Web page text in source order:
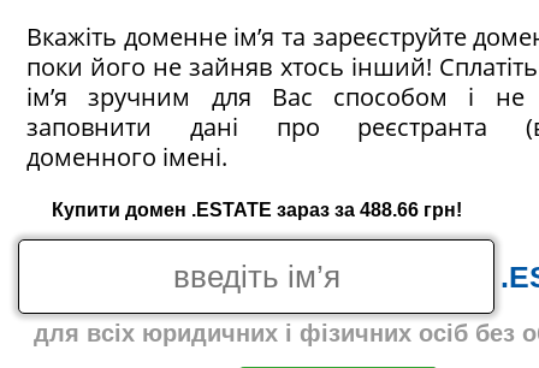
Вкажіть доменне ім’я та зареєструйте
поки його не зайняв хтось інший!
ім’я зручним для Вас способом і не
заповнити дані про реєстранта
доменного імені.
Купити домен .ESTATE зараз за 488.66 грн!
для всіх юридичних і фізичних осіб без